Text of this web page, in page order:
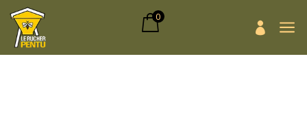
0
 a